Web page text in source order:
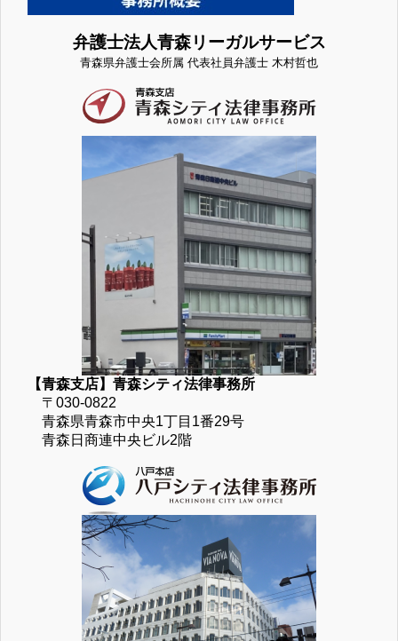
弁護士法人青森リーガルサービス
青森県弁護士会所属 代表社員弁護士 木村哲也
【青森支店】青森シティ法律事務所
〒030-0822
青森県青森市中央1丁目1番29号
青森日商連中央ビル2階